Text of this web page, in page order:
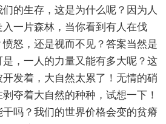
的生存，这是为什么呢？因为人
一片森林，当你看到有人在伐
怒，还是视而不见？答案当然是
，一人的力量又能有多大呢？这
发着，大自然太累了！无情的硝
夺着大自然的种种，试想一下！
吗？我们的世界价格会变的贫瘠